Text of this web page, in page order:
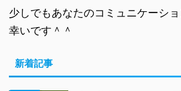
少しでもあなたのコミュニケーシ
幸いです＾＾
新着記事